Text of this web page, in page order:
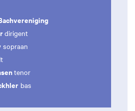
dirigent
sopraan
tenor
bas